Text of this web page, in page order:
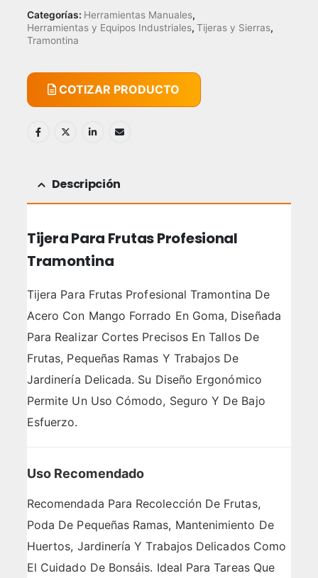
Categorías: Herramientas Manuales,
Herramientas y Equipos Industriales, Tijeras y Sierras,
Tramontina
COTIZAR PRODUCTO
Descripción
Tijera Para Frutas Profesional
Tramontina
Tijera Para Frutas Profesional Tramontina De
Acero Con Mango Forrado En Goma, Diseñada
Para Realizar Cortes Precisos En Tallos De
Frutas, Pequeñas Ramas Y Trabajos De
Jardinería Delicada. Su Diseño Ergonómico
Permite Un Uso Cómodo, Seguro Y De Bajo
Esfuerzo.
Uso Recomendado
Recomendada Para Recolección De Frutas,
Poda De Pequeñas Ramas, Mantenimiento De
Huertos, Jardinería Y Trabajos Delicados Como
El Cuidado De Bonsáis. Ideal Para Tareas Que